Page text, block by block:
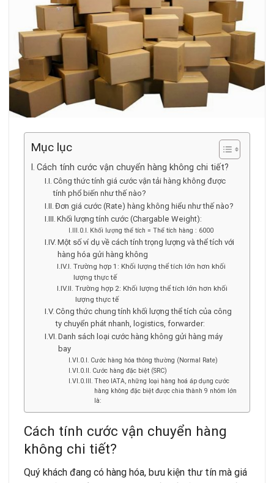
Mục lục
Cách tính cước vận chuyển hàng không chi tiết?
Công thức tính giá cước vận tải hàng không được
tính phổ biến như thế nào?
Đơn giá cước (Rate) hàng không hiểu như thế nào?
Khối lượng tính cước (Chargable Weight):
Khối lượng thể tích = Thể tích hàng : 6000
Một số ví dụ về cách tính trọng lượng và thể tích với
hàng hóa gửi hàng không
Trường hợp 1: Khối lượng thể tích lớn hơn khối
lượng thực tế
Trường hợp 2: Khối lượng thể tích lớn hơn khối
lượng thực tế
Công thức chung tính khối lượng thể tích của công
ty chuyển phát nhanh, logistics, forwarder:
Danh sách loại cước hàng không gửi hàng máy
bay
Cước hàng hóa thông thường (Normal Rate)
Cước hàng đặc biệt (SRC)
Theo IATA, những loại hàng hoá áp dụng cước
hàng không đặc biệt được chia thành 9 nhóm lớn
là:
Cách tính cước vận chuyển hàng
không chi tiết?
Quý khách đang có hàng hóa, bưu kiện thư tín mà giá